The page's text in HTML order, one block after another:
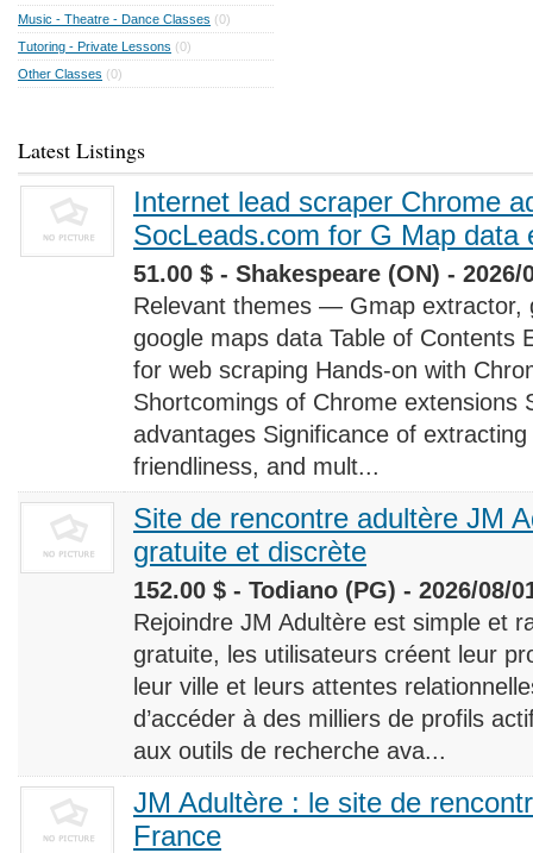
Music - Theatre - Dance Classes (0)
Tutoring - Private Lessons (0)
Other Classes (0)
Latest Listings
Internet lead scraper Chrome
SocLeads.com for G Map data
51.00 $ - Shakespeare (ON) - 2026/
Relevant themes — Gmap extractor,
google maps data Table of Contents
for web scraping Hands-on with
Shortcomings of Chrome extensions
advantages Significance of
friendliness, and mult...
Site de rencontre adultère JM
gratuite et discrète
152.00 $ - Todiano (PG) - 2026/08/
Rejoindre JM Adultère est simple et
gratuite, les utilisateurs créent leur
leur ville et leurs attentes
d’accéder à des milliers de profils
aux outils de recherche ava...
JM Adultère : le site de
France